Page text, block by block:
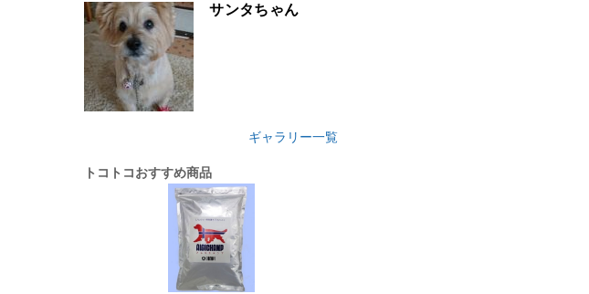
サンタちゃん
ギャラリー一覧
トコトコおすすめ商品